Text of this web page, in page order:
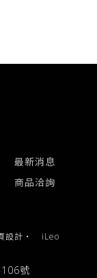
最新消息
商品洽詢
設計 ‧ iLeo
號